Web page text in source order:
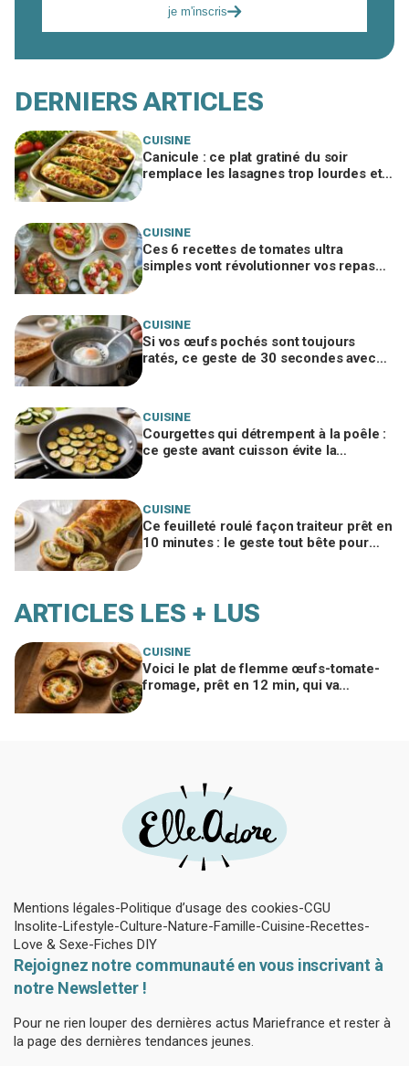
je m'inscris
DERNIERS ARTICLES
CUISINE
Canicule : ce plat gratiné du soir
remplace les lasagnes trop lourdes et
CUISINE
Ces 6 recettes de tomates ultra
simples vont révolutionner vos repas
CUISINE
Si vos œufs pochés sont toujours
ratés, ce geste de 30 secondes avec
CUISINE
Courgettes qui détrempent à la poêle :
ce geste avant cuisson évite la
CUISINE
Ce feuilleté roulé façon traiteur prêt en
10 minutes : le geste tout bête pour
ARTICLES LES + LUS
CUISINE
Voici le plat de flemme œufs-tomate-
fromage, prêt en 12 min, qui va
Mentions légales Politique d’usage des cookies CGU
Insolite Lifestyle Culture Nature Famille Cuisine Recettes
Love & Sexe Fiches DIY
Rejoignez notre communauté en vous inscrivant à
notre Newsletter !
Pour ne rien louper des dernières actus Mariefrance et rester à
la page des dernières tendances jeunes.